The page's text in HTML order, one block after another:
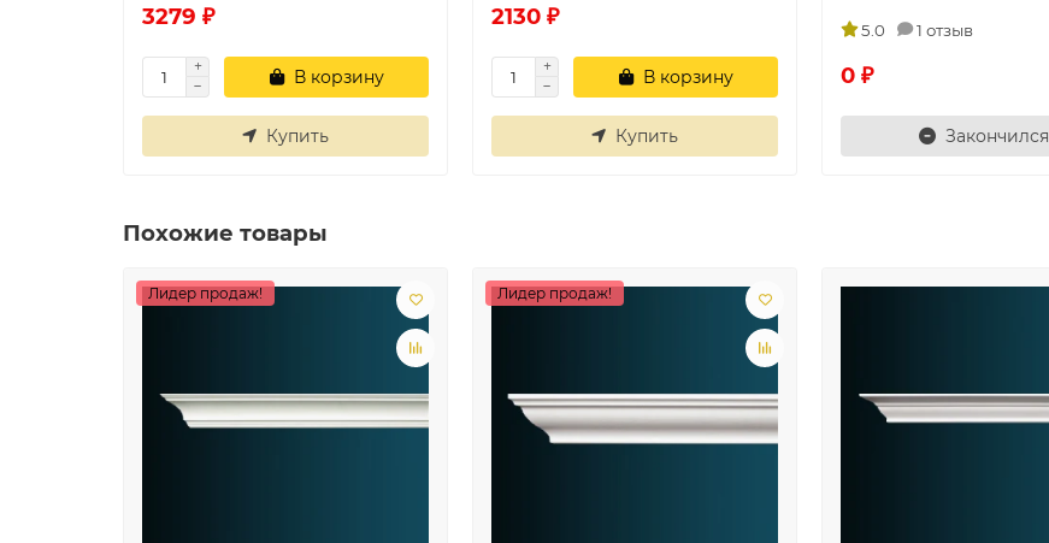
3279 ₽
В корзину
Купить
2130 ₽
В корзину
Купить
5.0 1 отзыв
0 ₽
Закончился
Похожие товары
Лидер продаж! Лидер продаж!